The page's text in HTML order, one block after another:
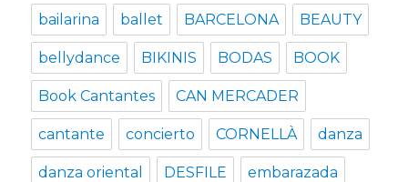
bailarina ballet BARCELONA BEAUTY
bellydance BIKINIS BODAS BOOK
Book Cantantes CAN MERCADER
cantante concierto CORNELLÀ danza
danza oriental DESFILE embarazada